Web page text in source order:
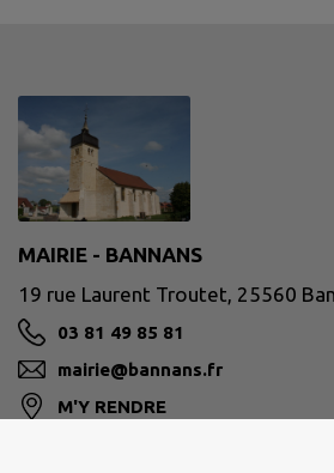
MAIRIE - BANNANS
19 rue Laurent Troutet, 25560
03 81 49 85 81
mairie@bannans.fr
M'Y RENDRE